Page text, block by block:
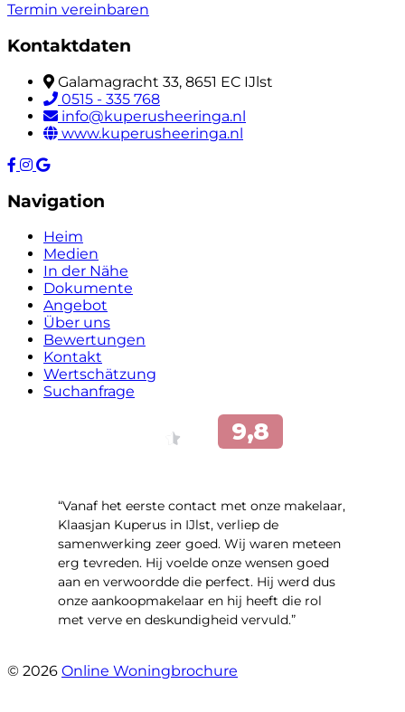
Termin vereinbaren
Kontaktdaten
Galamagracht 33, 8651 EC IJlst
0515 - 335 768
info@kuperusheeringa.nl
www.kuperusheeringa.nl
Navigation
Heim
Medien
In der Nähe
Dokumente
Angebot
Über uns
Bewertungen
Kontakt
Wertschätzung
Suchanfrage
“Vanaf het eerste contact met onze makelaar,
Klaasjan Kuperus in IJlst, verliep de
samenwerking zeer goed. Wij waren meteen
erg tevreden. Hij voelde onze wensen goed
aan en verwoordde die perfect. Hij werd dus
onze aankoopmakelaar en hij heeft die rol
met verve en deskundigheid vervuld.”
© 2026 Online Woningbrochure